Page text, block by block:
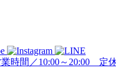
時間／10:00～20:00 定